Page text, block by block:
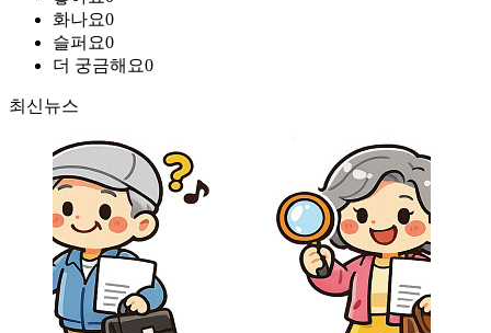
화나요0
슬퍼요0
더 궁금해요0
최신뉴스